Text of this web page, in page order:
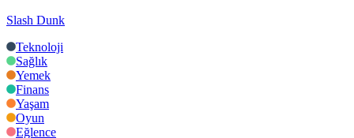
Slash Dunk
Teknoloji
Sağlık
Yemek
Finans
Yaşam
Oyun
Eğlence